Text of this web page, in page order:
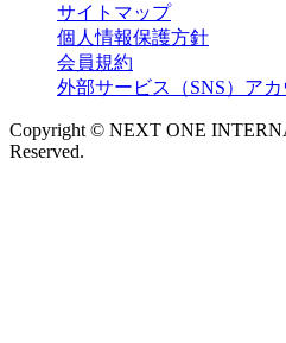
サイトマップ
個人情報保護方針
会員規約
外部サービス（SNS）ア
Copyright © NEXT ONE
Reserved.